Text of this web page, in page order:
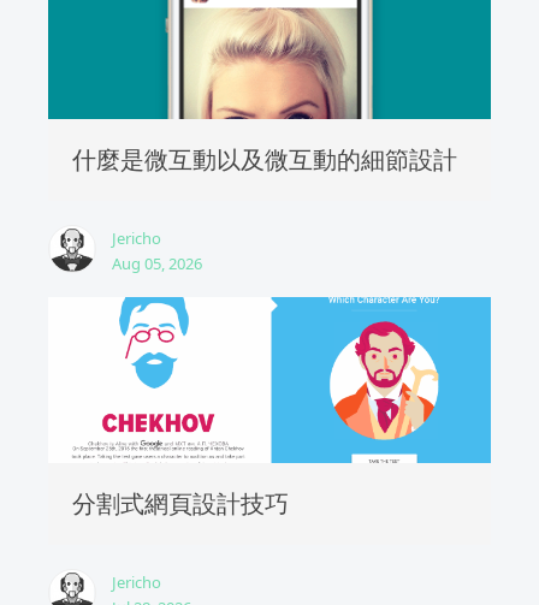
什麼是微互動以及微互動的細節設計
Jericho
Aug 05, 2026
分割式網頁設計技巧
Jericho